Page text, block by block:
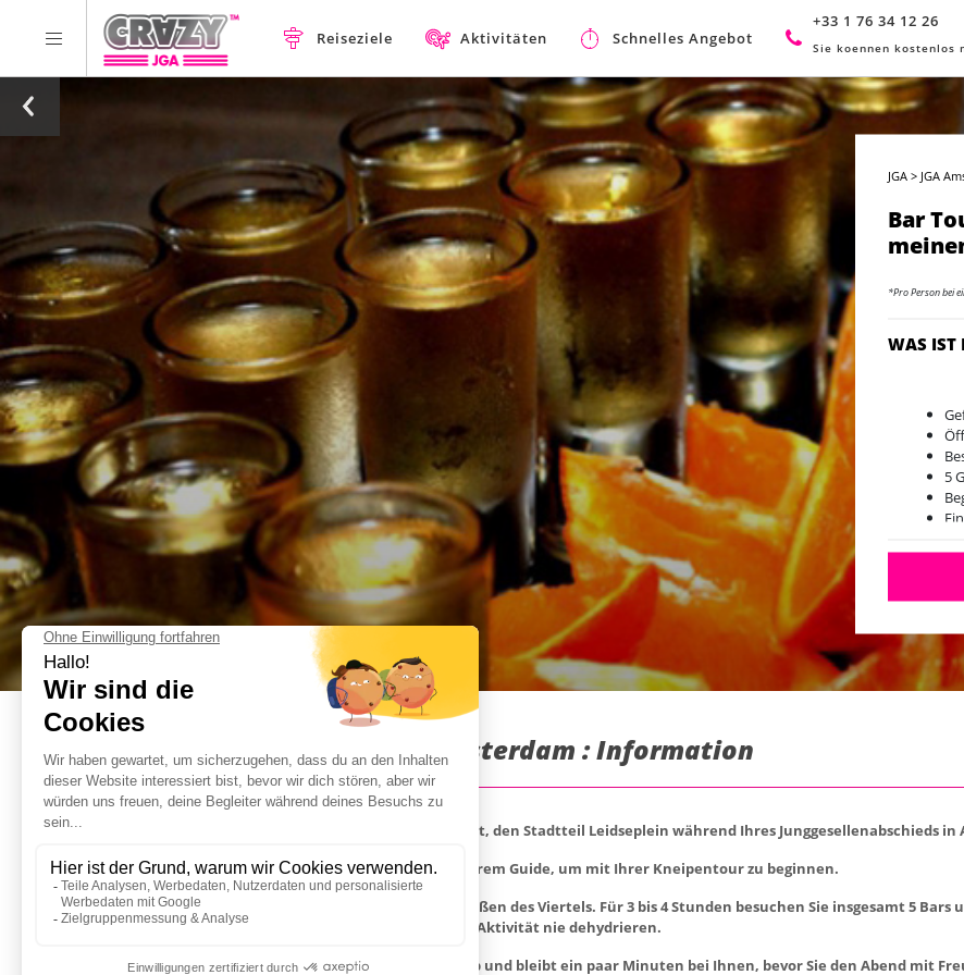
Reiseziele Aktivitäten Schnelles Angebot
+33 1 76 34 12 26
Sie koennen kostenlos
JGA > JGA
Bar
*Pro Person bei
WAS IST
5
Bar Tour Leidseplein in Amsterdam : Information
Der Leidseplein Pub Crawl ist die beste Möglichkeit, den Stadtteil Leidseplein während Ihres Junggesellenabschieds
Sie haben gegen 20:00 Uhr einen Termin mit unserem Guide, um mit Ihrer Kneipentour zu beginnen.
Danach geht es weiter mit der Eroberung der Straßen des Viertels. Für 3 bis 4 Stunden besuchen Sie insgesamt 5
und Softdrinks genießen, sodass Sie während der Aktivität nie dehydrieren.
Am Ende der Tour begleitet Sie Ihr Guide zum Club und bleibt ein paar Minuten bei Ihnen, bevor Sie den Abend mit